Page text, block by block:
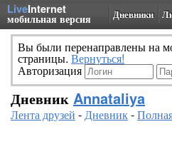
LiveInternet
мобильная версия Дневники
Вы были перенаправлены на
страницы. Вернуться!
Авторизация
Дневник Annataliya
Лента друзей -Дневник-